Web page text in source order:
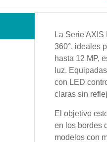
La Serie
360°, ideales
hasta 12 MP,
luz.
con LED
claras sin
El objetivo
en los bordes
modelos con